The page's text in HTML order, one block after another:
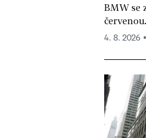
BMW se
4. 8. 2026